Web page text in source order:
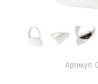
Артикул: